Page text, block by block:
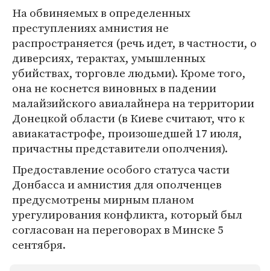
На обвиняемых в определенных
преступлениях амнистия не
распространяется (речь идет, в частности, о
диверсиях, терактах, умышленных
убийствах, торговле людьми). Кроме того,
она не коснется виновных в падении
малайзийского авиалайнера на территории
Донецкой области (в Киеве считают, что к
авиакатастрофе, произошедшей 17 июля,
причастны представители ополчения).
Предоставление особого статуса части
Донбасса и амнистия для ополченцев
предусмотрены мирным планом
урегулирования конфликта, который был
согласован на переговорах в Минске 5
сентября.